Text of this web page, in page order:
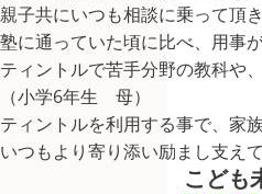
親子共にいつも相談に乗って頂
塾に通っていた頃に比べ、用事
ティントルで苦手分野の教科や
（小学6年生 母）
ティントルを利用する事で、家
いつもより寄り添い励まし支え
こども